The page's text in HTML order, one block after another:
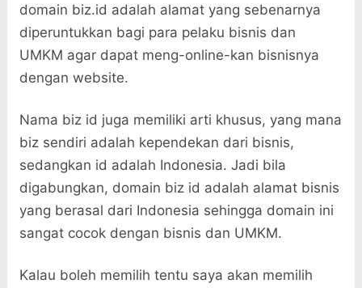
domain biz.id adalah alamat yang sebenarnya
diperuntukkan bagi para pelaku bisnis dan
UMKM agar dapat meng-online-kan bisnisnya
dengan website.
Nama biz id juga memiliki arti khusus, yang mana
biz sendiri adalah kependekan dari bisnis,
sedangkan id adalah Indonesia. Jadi bila
digabungkan, domain biz id adalah alamat bisnis
yang berasal dari Indonesia sehingga domain ini
sangat cocok dengan bisnis dan UMKM.
Kalau boleh memilih tentu saya akan memilih